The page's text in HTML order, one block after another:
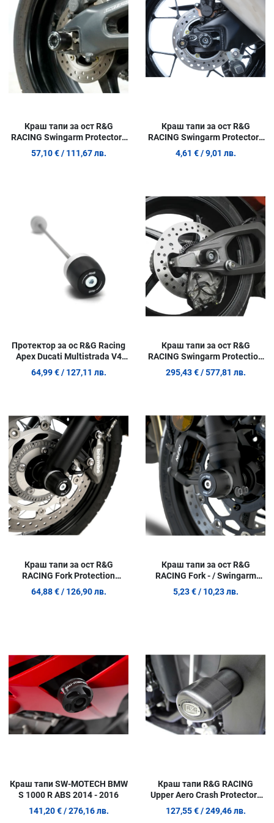
Quick View
Краш тапи за ост R&G
RACING Swingarm Protectors
Black Honda CBR1000RR
Fireblade 04-07
57,10 € / 111,67 лв.
Краш тапи за ост R&G
RACING Swingarm Protectors
Black Honda CBR1000RR 17-
26
4,61 € / 9,01 лв.
Сравни продукт
Quick View
Протектор за ос R&G Racing
Apex Ducati Multistrada V4
25-26
64,99 € / 127,11 лв.
Краш тапи за ост R&G
RACING Swingarm Protection
Ducati Panigale V4 25-26 /
Streetfighter V4 25-26
295,43 € / 577,81 лв.
Сравни продукт
Quick View
Краш тапи за ост R&G
RACING Fork Protection
Triumph Scrambler 900 23-25
64,88 € / 126,90 лв.
Краш тапи за ост R&G
RACING Fork - / Swingarm
Protection Honda CB 1000
Hornet 24-26
5,23 € / 10,23 лв.
Сравни продукт
Quick View
Краш тапи SW-MOTECH BMW
S 1000 R ABS 2014 - 2016
141,20 € / 276,16 лв.
Краш тапи R&G RACING
Upper Aero Crash Protectors
Black Yamaha YZF-R1 09-14
127,55 € / 249,46 лв.